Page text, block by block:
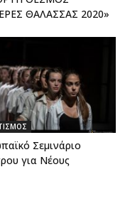
ΘΑΛΑΣΣΑΣ 2020»
Σεμινάριο
για Νέους